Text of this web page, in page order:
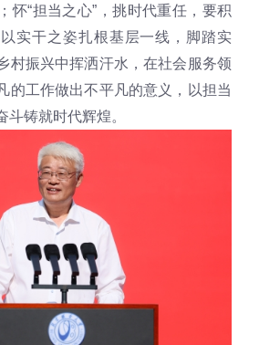
怀“担当之心”，挑时代重任，要积
实干之姿扎根基层一线，脚踏实
村振兴中挥洒汗水，在社会服务领
的工作做出不平凡的意义，以担当
铸就时代辉煌。